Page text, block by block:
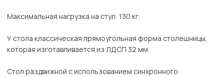
Максимальная нагрузка на стул: 130 кг.
У стола классическая прямоугольная форма столешницы,
которая изготавливается из ЛДСП 32 мм.
Стол раздвижной с использованием синхронного